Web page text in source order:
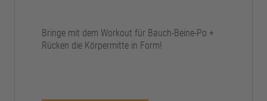
Bringe mit dem Workout für Bauch-Beine-Po +
Rücken die Körpermitte in Form!